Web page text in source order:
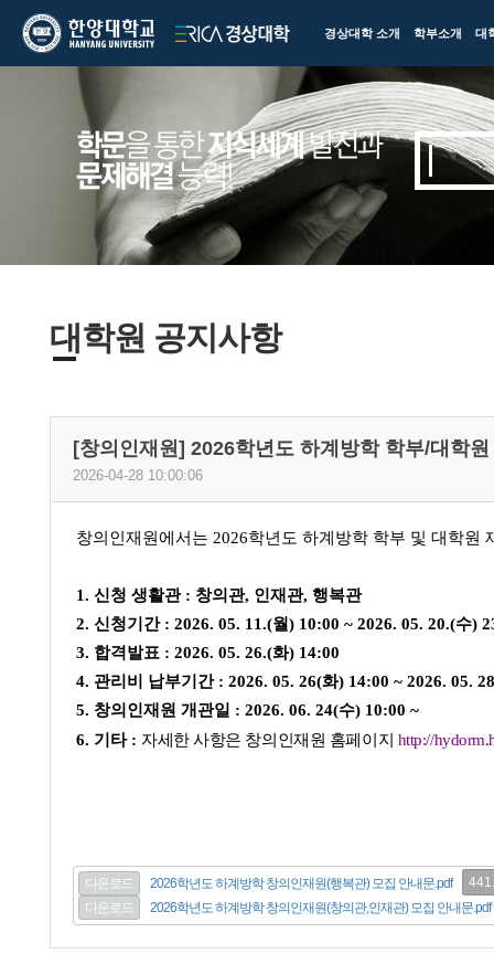
한양대학교
한양대학교
ERICA
경상대학
경상대학 소개 학부소개 대
대학원 공지사항
[창의인재원] 2026학년도 하계방학 학부/대학
2026-04-28 10:00:06
창의인재원에서는 2026학년도 하계방학 학부 및 대학원
1. 신청 생활관 : 창의관, 인재관, 행복관
2. 신청기간 : 2026. 05. 11.(월) 10:00 ~ 2026. 05. 20.(수)
3. 합격발표 : 2026. 05. 26.(화) 14:00
4. 관리비 납부기간 : 2026. 05. 26(화) 14:00 ~ 2026. 05.
5. 창의인재원 개관일 : 2026. 06. 24(수) 10:00 ~
6. 기타 : 자세한 사항은 창의인재원 홈페이지 http://
다운로드 2026학년도 하계방학 창의인재원(행복관) 모집 안내문.pdf
다운로드
2026학년도 하계방학 창의인재원(창의관,인재관) 모집 안내문.pdf